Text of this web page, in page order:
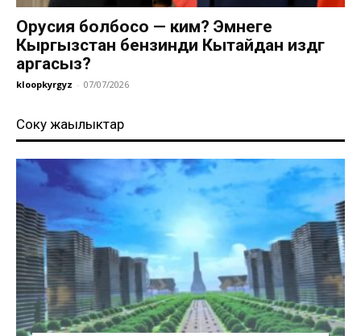
Орусия болбосо — ким? Эмнеге
Кыргызстан бензинди Кытайдан издөөгө
аргасыз?
kloopkyrgyz - 07/07/2026
Соңку жаңылыктар